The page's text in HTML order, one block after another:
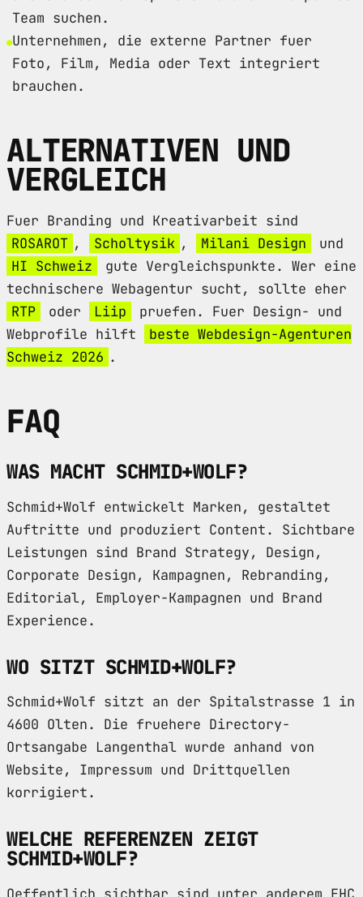
Team suchen.
Unternehmen, die externe Partner fuer
Foto, Film, Media oder Text integriert
brauchen.
ALTERNATIVEN UND
VERGLEICH
Fuer Branding und Kreativarbeit sind
ROSAROT , Scholtysik , Milani Design
und
HI Schweiz
gute Vergleichspunkte. Wer eine
technischere Webagentur sucht, sollte eher
RTP
oder Liip
pruefen. Fuer Design- und
Webprofile hilft
beste Webdesign-Agenturen
Schweiz 2026 .
FAQ
WAS MACHT SCHMID+WOLF?
Schmid+Wolf entwickelt Marken, gestaltet
Auftritte und produziert Content. Sichtbare
Leistungen sind Brand Strategy, Design,
Corporate Design, Kampagnen, Rebranding,
Editorial, Employer-Kampagnen und Brand
Experience.
WO SITZT SCHMID+WOLF?
Schmid+Wolf sitzt an der Spitalstrasse 1 in
4600 Olten. Die fruehere Directory-
Ortsangabe Langenthal wurde anhand von
Website, Impressum und Drittquellen
korrigiert.
WELCHE REFERENZEN ZEIGT
SCHMID+WOLF?